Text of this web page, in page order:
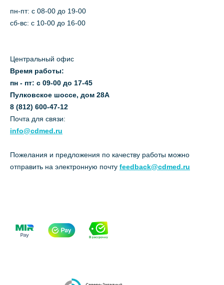
пн-пт: c 08-00 до 19-00
сб-вс: с 10-00 до 16-00
Центральный офис
Время работы:
пн - пт: с 09-00 до 17-45
Пулковское шоссе, дом 28А
8 (812) 600-47-12
Почта для связи:
info@cdmed.ru
Пожелания и предложения по качеству работы можно
отправить на электронную почту feedback@cdmed.ru